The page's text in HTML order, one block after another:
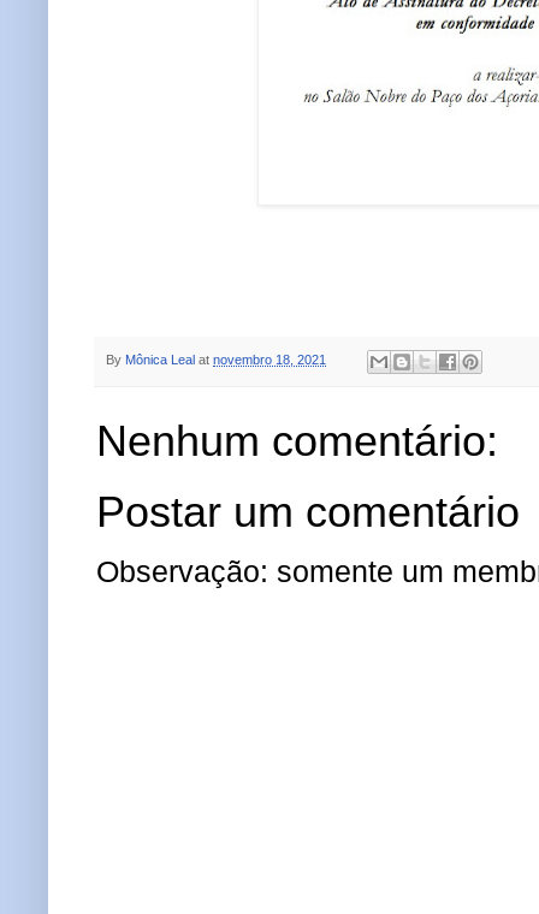
By Mônica Leal at novembro 18, 2021
Nenhum comentário:
Postar um comentário
Observação: somente um